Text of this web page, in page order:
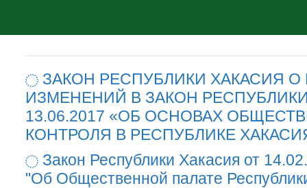
ЗАКОН РЕСПУБЛИКИ ХАКАСИЯ
ИЗМЕНЕНИЙ В ЗАКОН
13.06.2017 «ОБ ОСНОВАХ
КОНТРОЛЯ В РЕСПУБЛИКЕ
Закон Республики Хакасия от
"Об Общественной палате